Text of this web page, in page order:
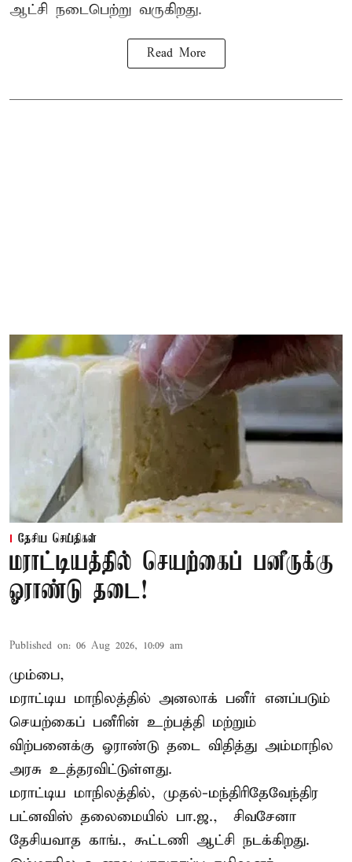
ஆட்சி நடைபெற்று வருகிறது.
Read More
தேசிய செய்திகள்
மராட்டியத்தில் செயற்கைப் பனீருக்கு
ஓராண்டு தடை!
Published on: 06 Aug 2026, 10:09 am
மும்பை,
மராட்டிய மாநிலத்தில் அனலாக் பனீர் எனப்படும்
செயற்கைப் பனீரின் உற்பத்தி மற்றும்
விற்பனைக்கு ஓராண்டு தடை விதித்து அம்மாநில
அரசு உத்தரவிட்டுள்ளது.
மராட்டிய மாநிலத்தில், முதல்-மந்திரிதேவேந்திர
பட்னவிஸ் தலைமையில் பா.ஜ., – சிவசேனா –
தேசியவாத காங்., கூட்டணி ஆட்சி நடக்கிறது.